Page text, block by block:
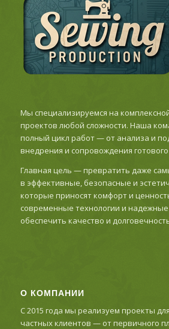
Мы специализируемся на
проектов любой сложности. Наша
полный цикл работ — от анализа и
внедрения и сопровождения
Главная цель — превратить даже
в эффективные, безопасные и
которые приносят комфорт и
современные технологии и
обеспечить качество и
О КОМПАНИИ
С 2015 года мы реализуем проекты
частных клиентов — от первичного